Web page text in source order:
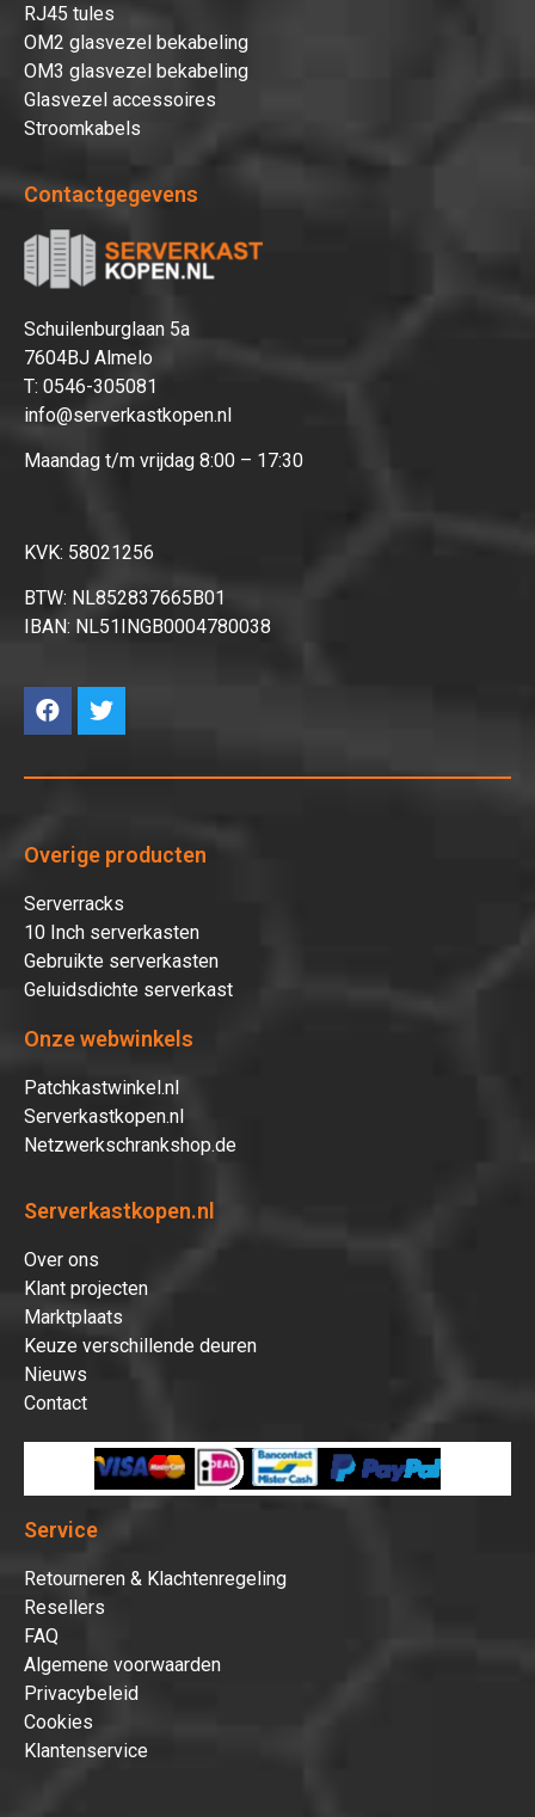
RJ45 tules
OM2 glasvezel bekabeling
OM3 glasvezel bekabeling
Glasvezel accessoires
Stroomkabels
Contactgegevens
Schuilenburglaan 5a
7604BJ Almelo
T: 0546-305081
info@serverkastkopen.nl
Maandag t/m vrijdag 8:00 – 17:30
KVK: 58021256
BTW: NL852837665B01
IBAN: NL51INGB0004780038
Overige producten
Serverracks
10 Inch serverkasten
Gebruikte serverkasten
Geluidsdichte serverkast
Onze webwinkels
Patchkastwinkel.nl
Serverkastkopen.nl
Netzwerkschrankshop.de
Serverkastkopen.nl
Over ons
Klant projecten
Marktplaats
Keuze verschillende deuren
Nieuws
Contact
Service
Retourneren & Klachtenregeling
Resellers
FAQ
Algemene voorwaarden
Privacybeleid
Cookies
Klantenservice
Hartelijk dank!
aan uw winkelwagen!
Verder winkelen